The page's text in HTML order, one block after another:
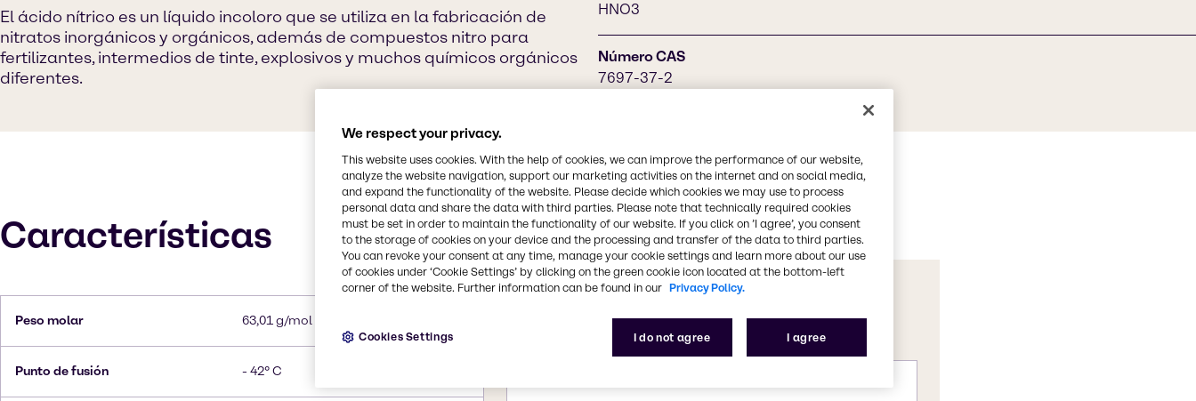
El ácido nítrico es un líquido incoloro que se utiliza en la fabricación de
nitratos inorgánicos y orgánicos, además de compuestos nitro para
fertilizantes, intermedios de tinte, explosivos y muchos químicos orgánicos
diferentes.
HNO3
Número CAS
7697-37-2
Características
Peso molar 63,01 g/mol
Punto de fusión - 42° C
We respect your privacy.
This website uses cookies. With the help of cookies, we can improve the performance of our website,
analyze the website navigation, support our marketing activities on the internet and on social media,
and expand the functionality of the website. Please decide which cookies we may use to process
personal data and share the data with third parties. Please note that technically required cookies
must be set in order to maintain the functionality of our website. If you click on ’I agree’, you consent
to the storage of cookies on your device and the processing and transfer of the data to third parties.
You can revoke your consent at any time, manage your cookie settings and learn more about our use
of cookies under ‘Cookie Settings’ by clicking on the green cookie icon located at the bottom-left
corner of the website. Further information can be found in our Privacy Policy.
I do not agree I agree
Cookies Settings